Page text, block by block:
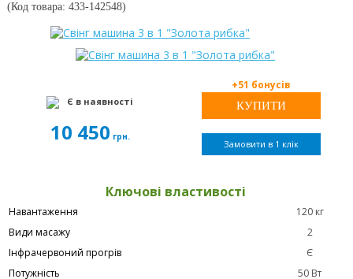
(Код товара: 433-142548)
Є в наявності
10 450 грн.
+51 бонусів
Замовити в 1 клік
Ключові властивості
Навантаження
120 кг
Види масажу
2
Інфрачервоний прогрів
Є
Потужність
50 Вт